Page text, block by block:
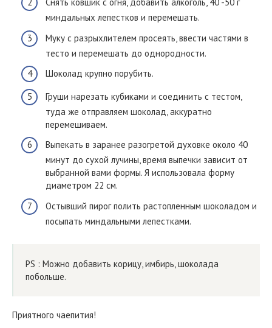
миндальных лепестков и перемешать.
Муку с разрыхлителем просеять, ввести частями в
тесто и перемешать до однородности.
Шоколад крупно порубить.
Груши нарезать кубиками и соединить с тестом,
туда же отправляем шоколад, аккуратно
перемешиваем.
Выпекать в заранее разогретой духовке около 40
минут до сухой лучины, время выпечки зависит от
выбранной вами формы. Я использовала форму
диаметром 22 см.
Остывший пирог полить растопленным шоколадом и
посыпать миндальными лепестками.
PS : Можно добавить корицу, имбирь, шоколада
побольше.
Приятного чаепития!